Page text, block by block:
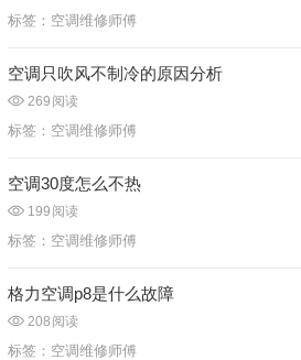
标签： 空调维修师傅
空调只吹风不制冷的原因分析
269 阅读
标签： 空调维修师傅
空调30度怎么不热
199 阅读
标签： 空调维修师傅
格力空调p8是什么故障
208 阅读
标签： 空调维修师傅